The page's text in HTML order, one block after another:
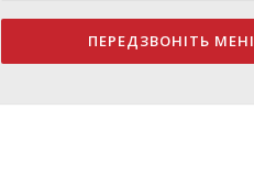
ПЕРЕДЗВОНІТЬ МЕНІ